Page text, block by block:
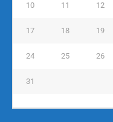
10 11 12
17 18 19
24 25 26
31